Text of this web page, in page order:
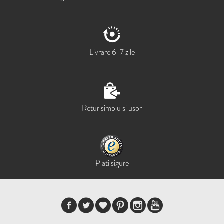
Livrare 6-7 zile
Retur simplu si usor
Plati sigure